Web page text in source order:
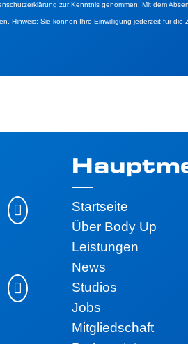
zur Kenntnis genommen. Mit dem
Hinweis: Sie können Ihre Einwilligung jederzeit für die
Startseite
Über Body Up
Leistungen
News
Studios
Jobs
Mitgliedschaft